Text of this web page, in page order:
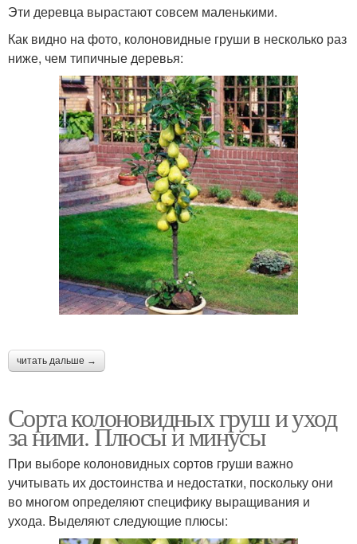
Эти деревца вырастают совсем маленькими.
Как видно на фото, колоновидные груши в несколько раз
ниже, чем типичные деревья:
читать дальше →
Сорта колоновидных груш и уход
за ними. Плюсы и минусы
При выборе колоновидных сортов груши важно
учитывать их достоинства и недостатки, поскольку они
во многом определяют специфику выращивания и
ухода. Выделяют следующие плюсы: